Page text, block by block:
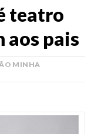
teatro
aos pais
MINHA